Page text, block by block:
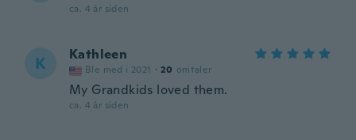
ca. 4 år siden
K Kathleen
Ble med i 2021 · 20 omtaler
My Grandkids loved them.
ca. 4 år siden